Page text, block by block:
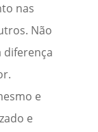
nas
Não
diferença
e
e